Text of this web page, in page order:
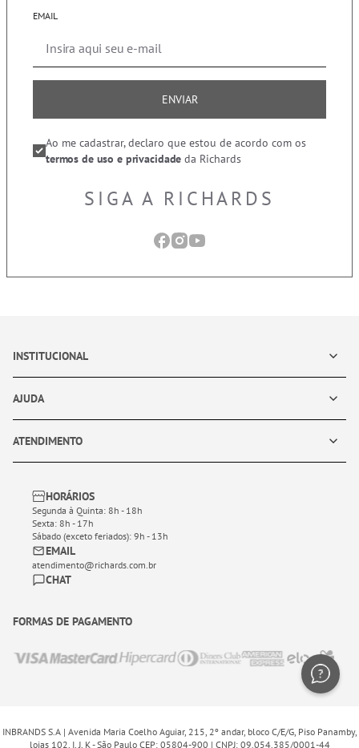
EMAIL
ENVIAR
Ao me cadastrar, declaro que estou de acordo com os
termos de uso e privacidade da Richards
SIGA A RICHARDS
INSTITUCIONAL
AJUDA
ATENDIMENTO
HORÁRIOS
Segunda à Quinta: 8h - 18h
Sexta: 8h - 17h
Sábado (exceto feriados): 9h - 13h
EMAIL
atendimento@richards.com.br
CHAT
FORMAS DE PAGAMENTO
INBRANDS S.A | Avenida Maria Coelho Aguiar, 215, 2º andar, bloco C/E/G, Piso Panamby,
lojas 102, I, J, K - São Paulo CEP: 05804-900 | CNPJ: 09.054.385/0001-44